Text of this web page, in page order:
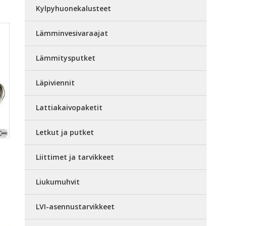
Kylpyhuonekalusteet
Lämminvesivaraajat
Lämmitysputket
Läpiviennit
Lattiakaivopaketit
Letkut ja putket
Liittimet ja tarvikkeet
Liukumuhvit
LVI-asennustarvikkeet